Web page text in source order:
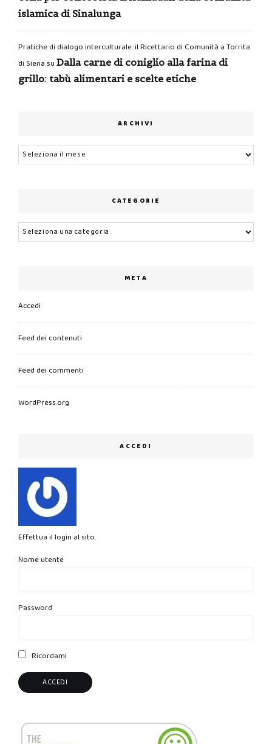
islamica di Sinalunga
Pratiche di dialogo interculturale: il Ricettario di Comunità a Torrita
di Siena su Dalla carne di coniglio alla farina di
grillo: tabù alimentari e scelte etiche
ARCHIVI
Archivi
CATEGORIE
Categorie
META
Accedi
Feed dei contenuti
Feed dei commenti
WordPress.org
ACCEDI
Effettua il login al sito.
Nome utente
Password
Ricordami